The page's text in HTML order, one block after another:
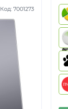
Код:7001273